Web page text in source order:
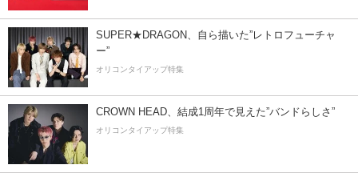
SUPER★DRAGON、自ら描いた”レトロフューチャ
ー”
オリコンタイアップ特集
CROWN HEAD、結成1周年で見えた”バンドらしさ”
オリコンタイアップ特集